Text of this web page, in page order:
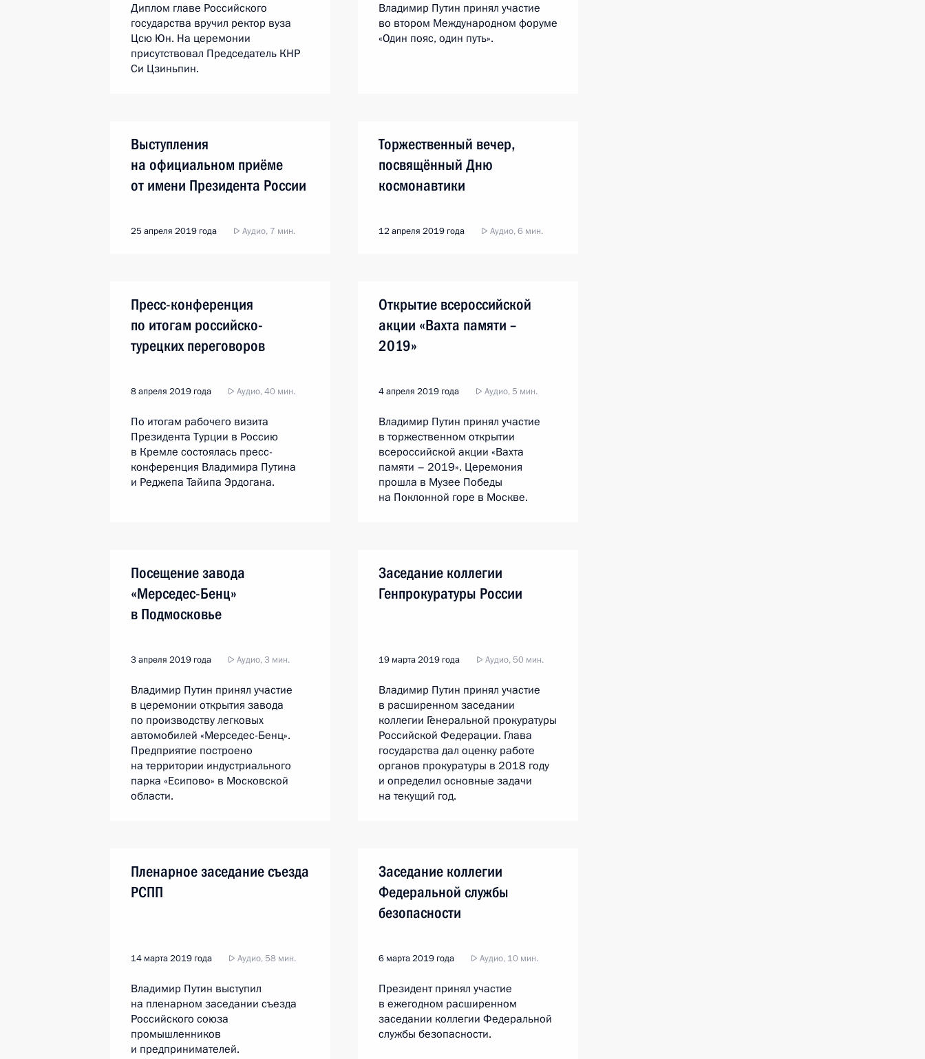
Диплом главе Российского
государства вручил ректор вуза
Цсю Юн. На церемонии
присутствовал Председатель КНР
Си Цзиньпин.
Владимир Путин принял участие
во втором Международном форуме
«Один пояс, один путь».
Выступления
на официальном приёме
от имени Президента России
25 апреля 2019 года Аудио, 7 мин.
Торжественный вечер,
посвящённый Дню
космонавтики
12 апреля 2019 года Аудио, 6 мин.
Пресс-конференция
по итогам российско-
турецких переговоров
8 апреля 2019 года Аудио, 40 мин.
По итогам рабочего визита
Президента Турции в Россию
в Кремле состоялась пресс-
конференция Владимира Путина
и Реджепа Тайипа Эрдогана.
Открытие всероссийской
акции «Вахта памяти –
2019»
4 апреля 2019 года Аудио, 5 мин.
Владимир Путин принял участие
в торжественном открытии
всероссийской акции «Вахта
памяти – 2019». Церемония
прошла в Музее Победы
на Поклонной горе в Москве.
Посещение завода
«Мерседес-Бенц»
в Подмосковье
3 апреля 2019 года Аудио, 3 мин.
Владимир Путин принял участие
в церемонии открытия завода
по производству легковых
автомобилей «Мерседес-Бенц».
Предприятие построено
на территории индустриального
парка «Есипово» в Московской
области.
Заседание коллегии
Генпрокуратуры России
19 марта 2019 года Аудио, 50 мин.
Владимир Путин принял участие
в расширенном заседании
коллегии Генеральной прокуратуры
Российской Федерации. Глава
государства дал оценку работе
органов прокуратуры в 2018 году
и определил основные задачи
на текущий год.
Пленарное заседание съезда
РСПП
14 марта 2019 года Аудио, 58 мин.
Владимир Путин выступил
на пленарном заседании съезда
Российского союза
промышленников
и предпринимателей.
Заседание коллегии
Федеральной службы
безопасности
6 марта 2019 года Аудио, 10 мин.
Президент принял участие
в ежегодном расширенном
заседании коллегии Федеральной
службы безопасности.